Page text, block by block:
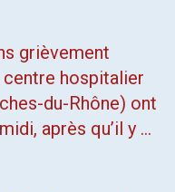
grièvement
hospitalier
du-Rhône) ont
après qu’il y …